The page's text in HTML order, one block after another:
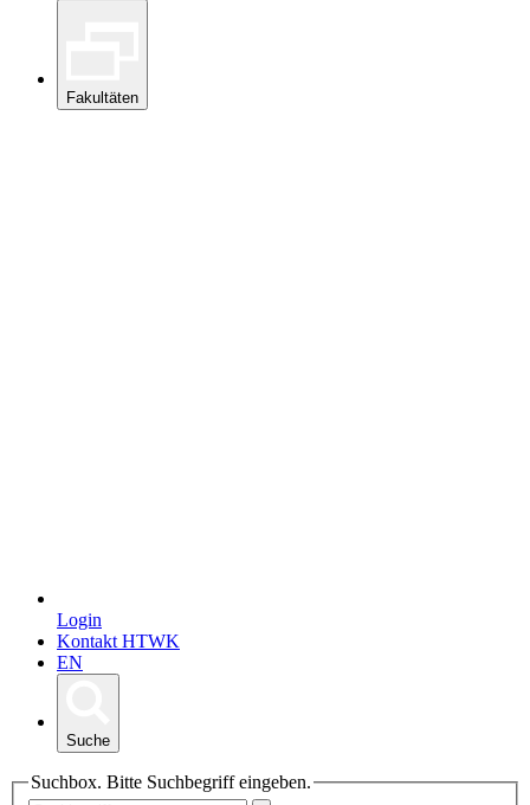
Fakultäten
Login
Kontakt HTWK
EN
Suche
Suchbox. Bitte Suchbegriff eingeben.